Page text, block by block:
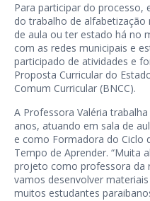
Para participar do processo,
do trabalho de alfabetização
de aula ou ter estado há no
com as redes municipais e
participado de atividades e
Proposta Curricular do
Comum Curricular (BNCC).
A Professora Valéria
anos, atuando em sala de
e como Formadora do Ciclo
Tempo de Aprender. “Muita
projeto como professora da
vamos desenvolver
muitos estudantes